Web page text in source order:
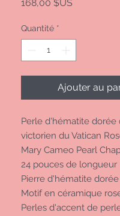
168,00 $US
Quantité *
Ajouter au
Perle d'hématite dorée
victorien du Vatican
Mary Cameo Pearl
24 pouces de longueur
Pierre d'hématite
Motif en céramique
Perles d'accent de